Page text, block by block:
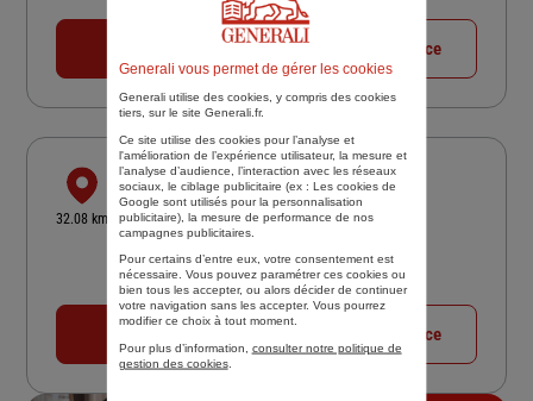
Voir la fiche agence
32.08 km
DUMAS ASSOCIES MUSSIDAN
11 AVE GAMBETTA
24400 MUSSIDAN
4/5Note de 4 sur 5
(Google) 1 avis
Fermé actuellement
Voir la fiche agence
Generali vous permet de gérer les cookies
Generali utilise des cookies, y compris des cookies
tiers, sur le site Generali.fr.
Ce site utilise des cookies pour l’analyse et
l'amélioration de l’expérience utilisateur, la mesure et
l’analyse d’audience, l’interaction avec les réseaux
sociaux, le ciblage publicitaire (ex : Les cookies de
Google sont utilisés pour la personnalisation
publicitaire), la mesure de performance de nos
campagnes publicitaires.
Pour certains d’entre eux, votre consentement est
nécessaire. Vous pouvez paramétrer ces cookies ou
bien tous les accepter, ou alors décider de continuer
votre navigation sans les accepter. Vous pourrez
modifier ce choix à tout moment.
Pour plus d’information, consulter notre politique de
gestion des cookies.